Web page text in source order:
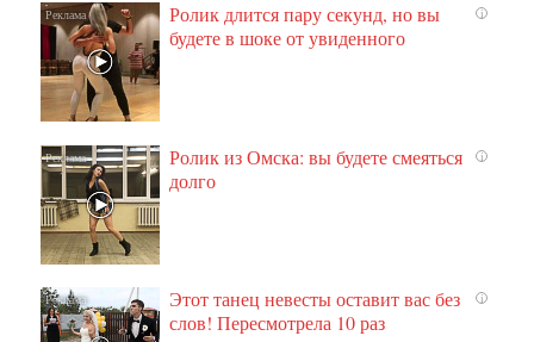
i
Ролик длится пару секунд, но вы
будете в шоке от увиденного
i
Ролик из Омска: вы будете смеяться
долго
i
Этот танец невесты оставит вас без
слов! Пересмотрела 10 раз